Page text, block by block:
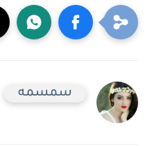
سمسمه